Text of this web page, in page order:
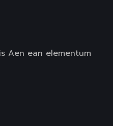
Aen ean elementum